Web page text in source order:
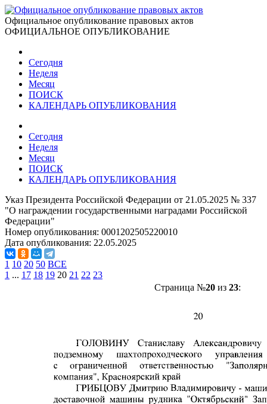
Официальное опубликование правовых актов
ОФИЦИАЛЬНОЕ ОПУБЛИКОВАНИЕ
Сегодня
Неделя
Месяц
ПОИСК
КАЛЕНДАРЬ ОПУБЛИКОВАНИЯ
Сегодня
Неделя
Месяц
ПОИСК
КАЛЕНДАРЬ ОПУБЛИКОВАНИЯ
Указ Президента Российской Федерации от 21.05.2025 № 337
"О награждении государственными наградами Российской
Федерации"
Номер опубликования: 0001202505220010
Дата опубликования: 22.05.2025
1 10 20 50 ВСЕ
1 ... 17 18 19 20 21 22 23
Страница №20из 23: